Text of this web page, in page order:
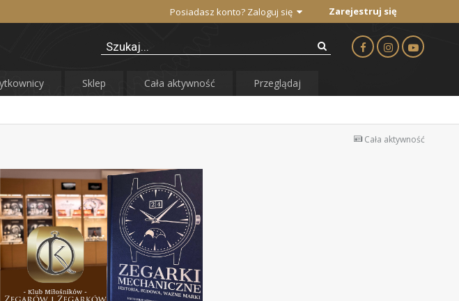
Posiadasz konto? Zaloguj się Zarejestruj się
Sklep Cała aktywność Przeglądaj
Cała aktywność